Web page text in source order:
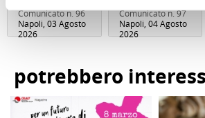
Comunicato n. 96
Napoli, 03 Agosto
2026
Comunicato n. 97
Napoli, 04 Agosto
2026
potrebbero